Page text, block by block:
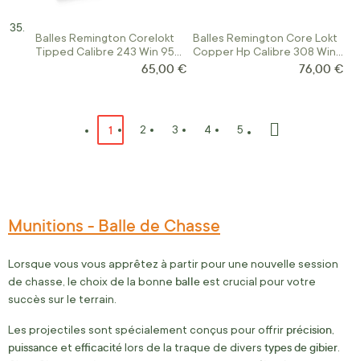
Balles Remington Corelokt
Tipped Calibre 243 Win 95
65,00 €
Balles Remington Core Lokt
Copper Hp Calibre 308 Win
76,00 €
Vous lisez actuellement la page
1 Page
2 Page
3 Page
4 Page
5
Munitions - Balle de Chasse
Lorsque vous vous apprêtez à partir pour une nouvelle session
de chasse, le choix de la bonne balle est crucial pour votre
succès sur le terrain.
Les projectiles sont spécialement conçus pour offrir précision
puissance et efficacitélors de la traque de divers typesdegibier